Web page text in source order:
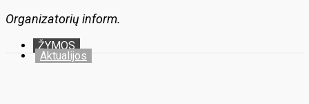
Organizatorių inform.
ŽYMOS
Aktualijos